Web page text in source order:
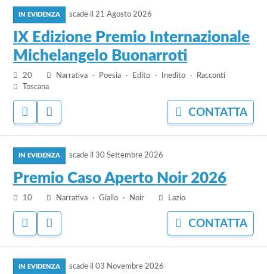
di
respirare
scade il 21 Agosto 2026
IX Edizione Premio Internazionale
Michelangelo Buonarroti
20 Narrativa Poesia Edito Inedito
Racconti
Toscana
ACCEDI
PER
AGGIUNGERE
AI
PREFERITI
PER
NASCONDERE
IL
BANDO
CONTATTA
bando
Edizione
Premio
Internazionale
Michelangelo
Buonarroti
scade il 30 Settembre 2026
Premio Caso Aperto Noir 2026
10 Narrativa Giallo Noir Lazio
ACCEDI
PER
AGGIUNGERE
AI
PREFERITI
PER
NASCONDERE
IL
BANDO
CONTATTA
bando
Premio
Caso
Aperto
scade il 03 Novembre 2026